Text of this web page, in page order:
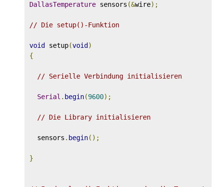
DallasTemperature sensors (&wire);
// Die setup()-Funktion
void setup(void )
{
// Serielle Verbindung initialisieren
Serial . begin(9600);
// Die Library initialisieren
sensors . begin();
}